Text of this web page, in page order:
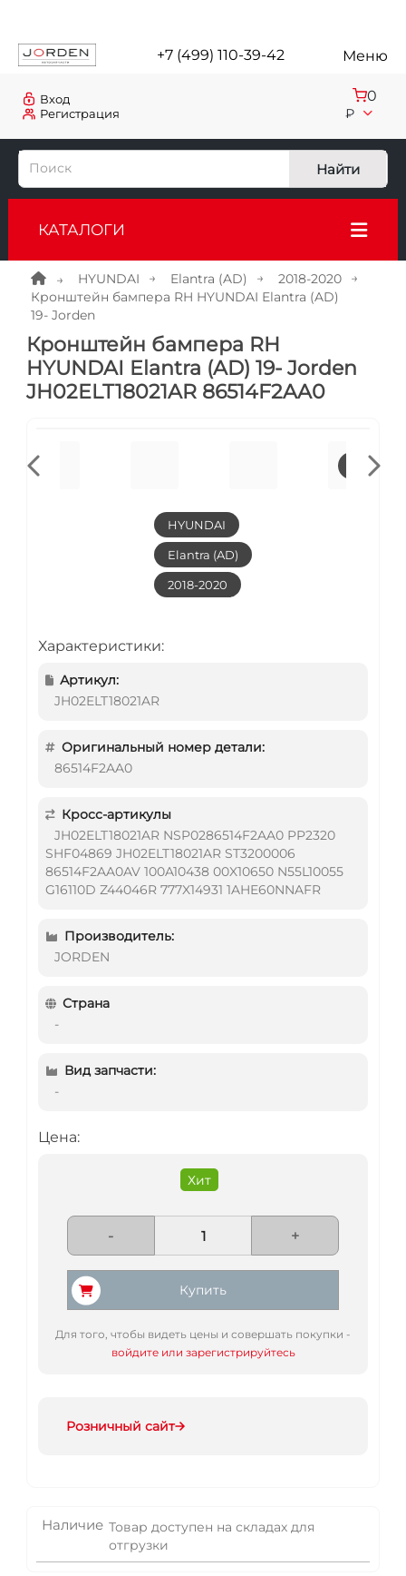
+7 (499) 110-39-42 Меню
Регистрация
Вход 0
₽
Найти
КАТАЛОГИ
HYUNDAI Elantra (AD)
2018-2020
Кронштейн бампера RH HYUNDAI Elantra (AD)
19- Jorden
Кронштейн бампера RH
HYUNDAI Elantra (AD) 19- Jorden
JH02ELT18021AR 86514F2AA0
HYUNDAI
Elantra (AD)
2018-2020
Характеристики:
Артикул:
JH02ELT18021AR
Оригинальный номер детали:
86514F2AA0
Кросс-артикулы
JH02ELT18021AR NSP0286514F2AA0 PP2320
SHF04869 JH02ELT18021AR ST3200006
86514F2AA0AV 100A10438 00X10650 N55L10055
G16110D Z44046R 777X14931 1AHE60NNAFR
Производитель:
JORDEN
Страна
-
Вид запчасти:
-
Цена:
Хит
- +
Купить
Для того, чтобы видеть цены и совершать покупки -
войдите или зарегистрируйтесь
Розничный сайт
Наличие Товар доступен на складах для
отгрузки